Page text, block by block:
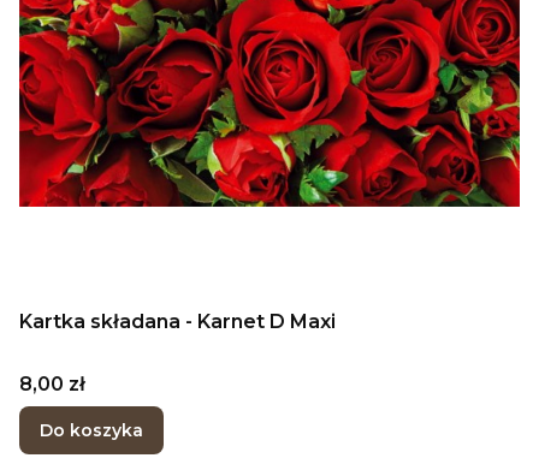
Kartka składana - Karnet D Maxi
Cena
8,00 zł
Do koszyka